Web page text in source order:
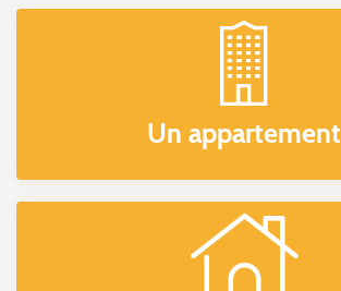
Un appartement